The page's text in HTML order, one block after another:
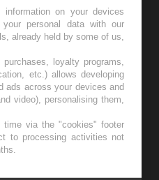
on your devices
personal data with our
already held by some of us,
loyalty programs,
etc.) allows developing
ads across your devices and
video), personalising them,
time via the "cookies" footer
to processing activities not